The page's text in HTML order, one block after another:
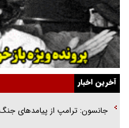
یهودی‌ها در ادبیات داستانی اروپا؛ از
گفت‌وگو با خواهر یکی از شهدای
اهل خدمت بی‌منت بود
جزئیات شکنجه‌هایم فراتر از آن است
آخرین اخبار
جانسون: ترامپ از پیامد‌های جنگ